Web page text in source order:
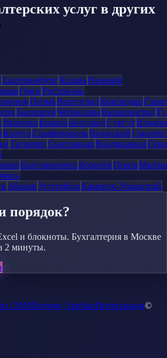
услуг в других
ЕкатеринбургКазаньНижний
ОмскРостов-на-
ПермьВолгоградКраснодар
БалашихаЧебоксарыКалининград
ИвановоБрянскБелгородСургут
КалугаСимферопольВолжский
ТаганрогСыктывкарВладикавказ
БлаговещенскКоролёвПсков
АбаканУссурийскКаменск-Уральский
порядок?
и блокноты. Бухгалтерия в Москве
2 минуты.
CRMПочему AppStarИнтеграции©